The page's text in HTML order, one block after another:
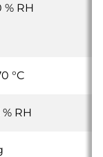
% RH
°C
% RH